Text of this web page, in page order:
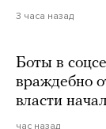
3 часа назад
Боты в
враждебно
власти
час назад